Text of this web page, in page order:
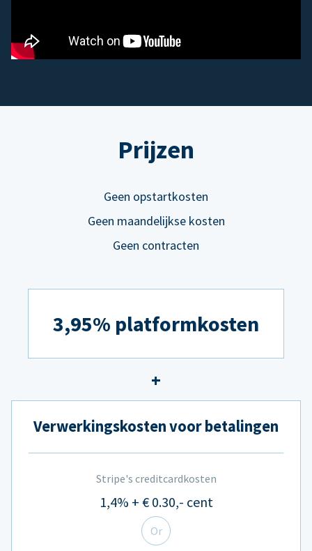
Prijzen
Geen opstartkosten
Geen maandelijkse kosten
Geen contracten
3,95% platformkosten
Verwerkingskosten voor betalingen
Stripe's creditcardkosten
1,4% + € 0.30,- cent
Or